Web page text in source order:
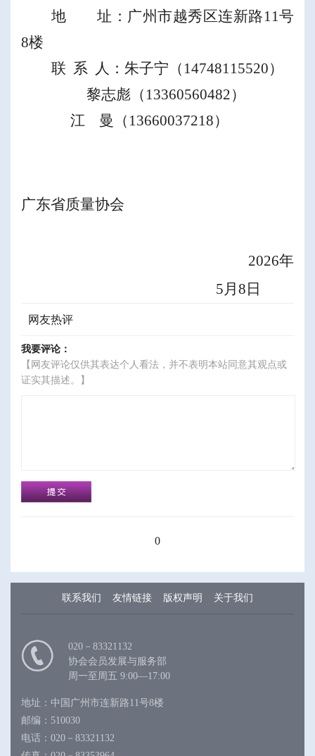
地
址： 广州市越秀区连新路11号
8楼
联 系 人： 朱子宁 （ 14748115520）
黎志彪（ 13360560482）
江
曼（ 13660037218）
广东省质量协会
2026年
5月8 日
网友热评
我要评论：
【网友评论仅供其表达个人看法，并不表明本站同意其观点或
证实其描述。】
0
联系我们 友情链接 版权声明 关于我们
020－83321132
协会会员发展与服务部
周一至周五 9:00—17:00
地址：中国广州市连新路11号8楼
邮编：510030
电话：020－83321132